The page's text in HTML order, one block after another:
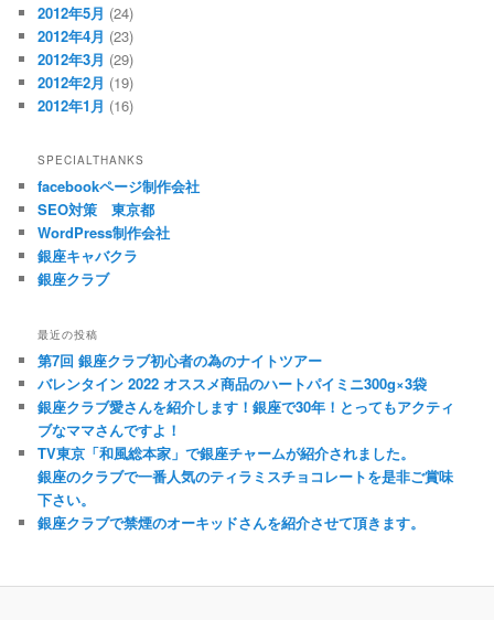
2012年5月 (24)
2012年4月 (23)
2012年3月 (29)
2012年2月 (19)
2012年1月 (16)
SPECIALTHANKS
facebookページ制作会社
SEO対策 東京都
WordPress制作会社
銀座キャバクラ
銀座クラブ
最近の投稿
第7回 銀座クラブ初心者の為のナイトツアー
バレンタイン 2022 オススメ商品のハートパイミニ300g×3袋
銀座クラブ愛さんを紹介します！銀座で30年！とってもアクティ
ブなママさんですよ！
TV東京「和風総本家」で銀座チャームが紹介されました。
銀座のクラブで一番人気のティラミスチョコレートを是非ご賞味
下さい。
銀座クラブで禁煙のオーキッドさんを紹介させて頂きます。